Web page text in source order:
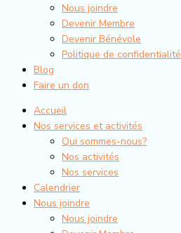
Nous joindre
Devenir Membre
Devenir Bénévole
Politique de confidentialité
Blog
Faire un don
Accueil
Nos services et activités
Qui sommes-nous?
Nos activités
Nos services
Calendrier
Nous joindre
Nous joindre